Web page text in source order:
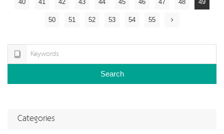
40 41 42 43 44 45 46 47 48 49
50 51 52 53 54 55
Search
Categories